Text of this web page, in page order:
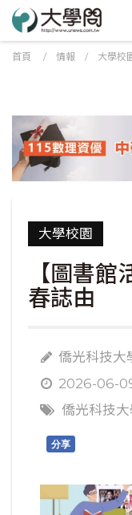
首頁 / 情報 / 大學校
大學校園
【圖書
春誌由
僑光科技大
2026-06-
僑光科技大
分享